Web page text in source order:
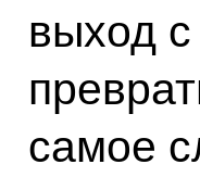
выход
самое